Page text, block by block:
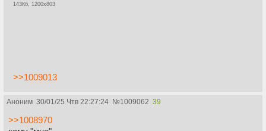
143Кб, 1200x803
>>1009013
Аноним 30/01/25 Чтв 22:27:24 №1009062 39
>>1008970